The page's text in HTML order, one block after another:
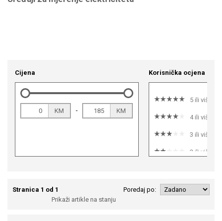
Cijena
KM - KM
Korisnička ocjena
5 ili više
4 ili više
3 ili više
2 ili više
Stranica 1 od 1
Poredaj po:
Prikaži artikle na stanju